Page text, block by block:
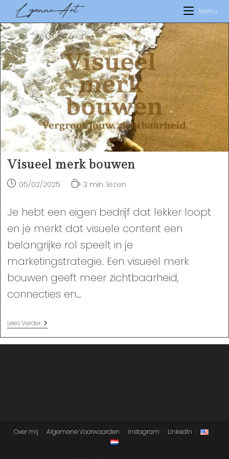
inhoud
Menu
Visueel merk bouwen
Bericht05/02/2025 Leestijd:
3 min. lezen
Je hebt een eigen bedrijf dat lekker loopt
en je merkt dat visuele content een
belangrijke rol speelt in je
marketingstrategie. Een visueel merk
bouwen geeft meer zichtbaarheid,
connecties en…
Lees VerderVisueel
Merk
Bouwen
Over mij Algemene Voorwaarden Instagram LinkedIn